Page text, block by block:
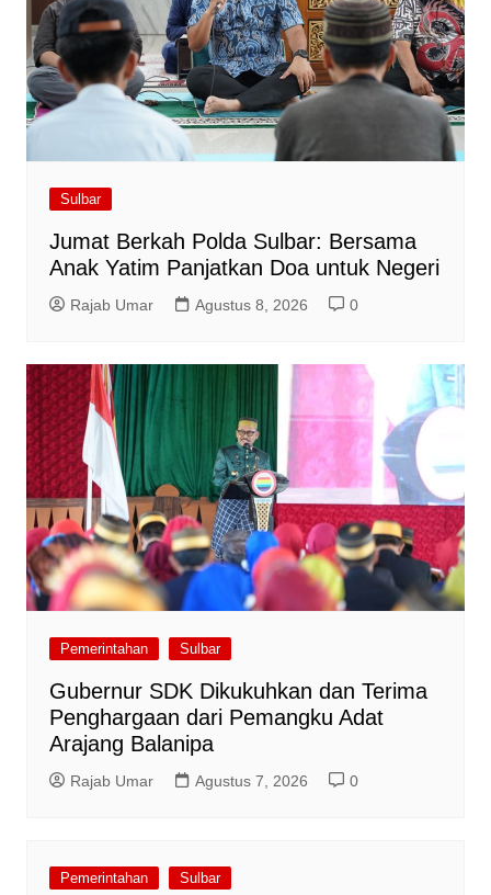
Sulbar
Jumat Berkah Polda Sulbar: Bersama
Anak Yatim Panjatkan Doa untuk Negeri
Rajab Umar Agustus 8, 2026 0
Pemerintahan Sulbar
Gubernur SDK Dikukuhkan dan Terima
Penghargaan dari Pemangku Adat
Arajang Balanipa
Rajab Umar Agustus 7, 2026 0
Pemerintahan Sulbar